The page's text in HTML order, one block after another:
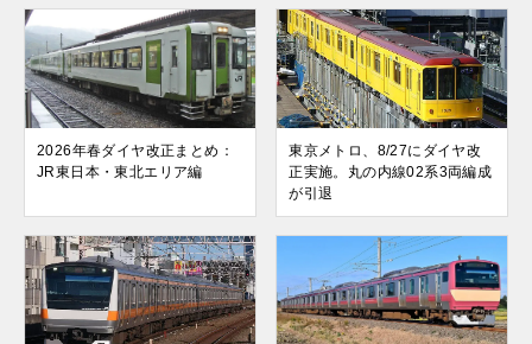
2026年春ダイヤ改正まとめ：
JR東日本・東北エリア編
東京メトロ、8/27にダイヤ改
正実施。丸の内線02系3両編成
が引退